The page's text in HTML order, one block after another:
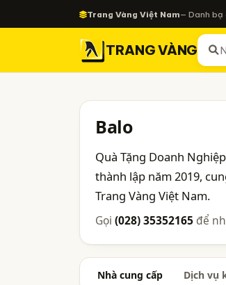
Trang Vàng Việt Nam— Danh bạ
TRANG VÀNG
Balo
Quà Tặng Doanh
thành lập năm 2019,
Trang Vàng Việt Nam.
Gọi (028) 35352165 để
Nhà cung cấp Dịch vụ